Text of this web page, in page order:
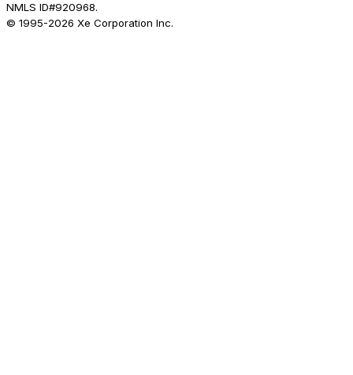
NMLS ID#920968.
© 1995-2026 Xe Corporation Inc.